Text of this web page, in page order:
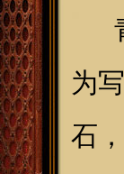
青
为
石